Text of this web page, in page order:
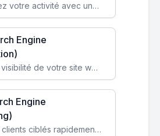
Transformez votre activité avec une boutique en ligne, accessible à l'échelle mondiale 24/7.
Engine
Boostez la visibilité de votre site web sur Google et attirez du trafic qualifié grâce à nos stratégies SEO.
Engine
Attirez des clients ciblés rapidement avec des campagnes publicitaires payantes optimisées pour vos objectifs.